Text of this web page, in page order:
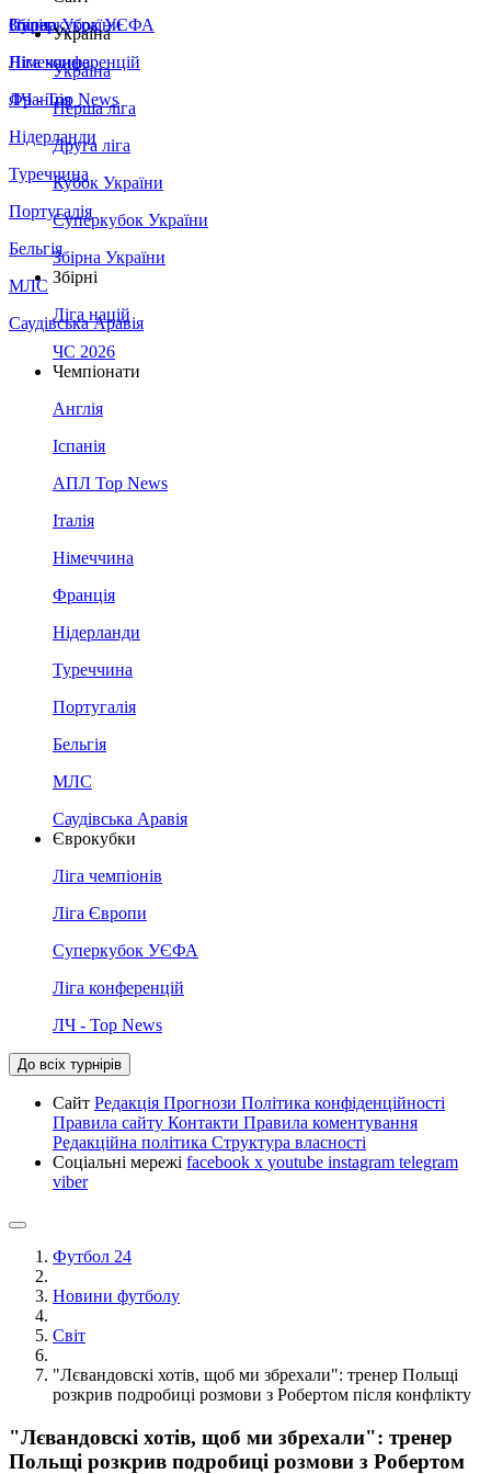
Збірна України
Італія
Німеччина
Франція
Нідерланди
Туреччина
Португалія
Бельгія
МЛС
Саудівська Аравія
Суперкубок УЄФА
Ліга конференцій
ЛЧ - Top News
Україна
Україна
Перша ліга
Друга ліга
Кубок України
Суперкубок України
Збірна України
Збірні
Ліга націй
ЧС 2026
Чемпіонати
Англія
Іспанія
АПЛ Top News
Італія
Німеччина
Франція
Нідерланди
Туреччина
Португалія
Бельгія
МЛС
Саудівська Аравія
Єврокубки
Ліга чемпіонів
Ліга Європи
Суперкубок УЄФА
Ліга конференцій
ЛЧ - Top News
До всіх турнірів
Сайт Редакція Прогнози Політика конфіденційності
Правила сайту Контакти Правила коментування
Редакційна політика Структура власності
Соціальні мережі facebook x youtube instagram telegram
viber
Футбол 24
Новини футболу
Світ
"Лєвандовскі хотів, щоб ми збрехали": тренер Польщі
розкрив подробиці розмови з Робертом після конфлікту
"Лєвандовскі хотів, щоб ми збрехали": тренер
Польщі розкрив подробиці розмови з Робертом